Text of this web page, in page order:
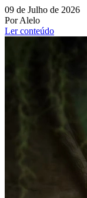
09 de Julho de 2026
Por Alelo
Ler conteúdo